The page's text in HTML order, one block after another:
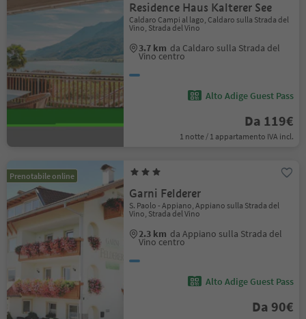
Residence Haus Kalterer See
Caldaro Campi al lago, Caldaro sulla Strada del
Vino, Strada del Vino
3.7 km da Caldaro sulla Strada del
Vino centro
Alto Adige Guest Pass
Da 119€
1 notte / 1 appartamento IVA incl.
Prenotabile online
Garni Felderer
S. Paolo - Appiano, Appiano sulla Strada del
Vino, Strada del Vino
2.3 km da Appiano sulla Strada del
Vino centro
Alto Adige Guest Pass
Da 90€